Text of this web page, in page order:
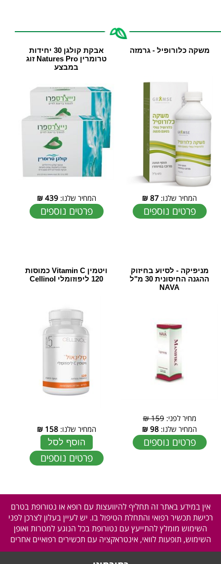
משקה כלורופיל - גרמזה
המחיר שלנו: 87
₪
פרטים נוספים
אבקת קולגן 30 יחידות
טרומרין Natures Pro זוג
במבצע
המחיר שלנו:439
₪
פרטים נוספים
מניפיקה - לסיוע בחיזוק
ההגנה החיסונית 30 מ"ל
NAVA
מחיר לפני:159 ₪
המחיר שלנו: 98
₪
פרטים נוספים
ויטמין Vitamin C כמוסות
120 ליפוזומלי Cellinol
המחיר שלנו:158
₪
הוסף לסל
פרטים נוספים
אין במידע באתר זה תחליף להיוועצות עם רופא או נטורופת בטרם
רכישת תכשיר רפואי והתחלת הטיפול בו. יש לעיין בעלון לצרכן לפני
השימוש מומלץ להתייעץ עם נטורופת בכל הנוגע למטרות ואופן
השימוש, תופעות לוואי, אינטראקציה עם תכשירים רפואיים אחרים